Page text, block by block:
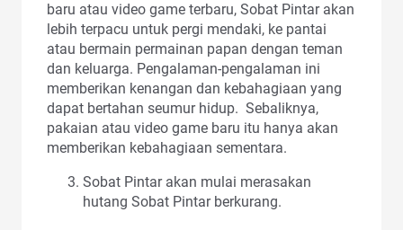
baru atau video game terbaru, Sobat Pintar akan
lebih terpacu untuk pergi mendaki, ke pantai
atau bermain permainan papan dengan teman
dan keluarga. Pengalaman-pengalaman ini
memberikan kenangan dan kebahagiaan yang
dapat bertahan seumur hidup. Sebaliknya,
pakaian atau video game baru itu hanya akan
memberikan kebahagiaan sementara.
Sobat Pintar akan mulai merasakan
hutang Sobat Pintar berkurang.